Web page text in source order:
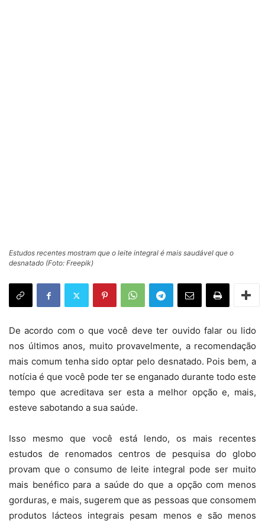
Estudos recentes mostram que o leite integral é mais saudável que o
desnatado (Foto: Freepik)
De acordo com o que você deve ter ouvido falar ou lido
nos últimos anos, muito provavelmente, a recomendação
mais comum tenha sido optar pelo desnatado. Pois bem, a
notícia é que você pode ter se enganado durante todo este
tempo que acreditava ser esta a melhor opção e, mais,
esteve sabotando a sua saúde.
Isso mesmo que você está lendo, os mais recentes
estudos de renomados centros de pesquisa do globo
provam que o consumo de leite integral pode ser muito
mais benéfico para a saúde do que a opção com menos
gorduras, e mais, sugerem que as pessoas que consomem
produtos lácteos integrais pesam menos e são menos